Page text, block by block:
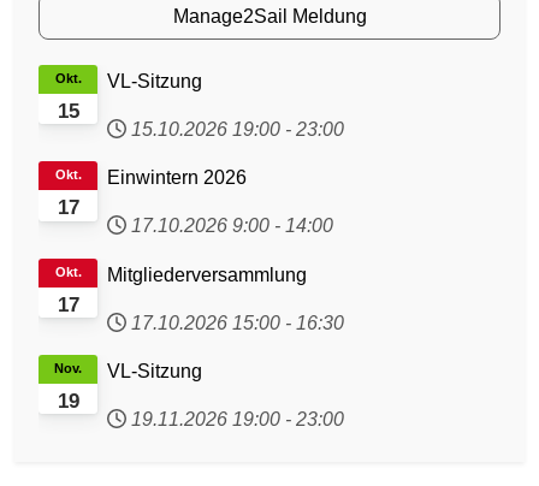
Manage2Sail Meldung
15
Okt. VL-Sitzung
15.10.2026 19:00 - 23:00
17
Okt. Einwintern 2026
17.10.2026 9:00 - 14:00
17
Okt. Mitgliederversammlung
17.10.2026 15:00 - 16:30
19
Nov. VL-Sitzung
19.11.2026 19:00 - 23:00